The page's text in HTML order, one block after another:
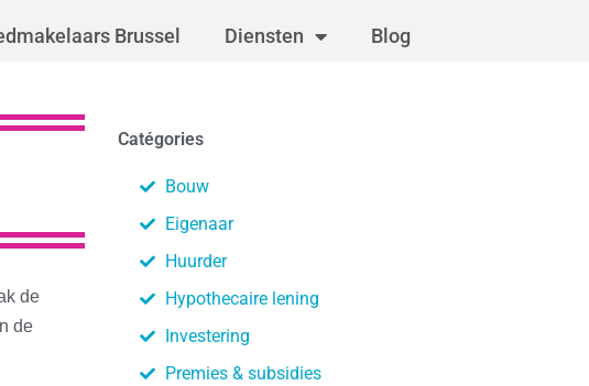
Brussel Diensten Blog
de
de
Catégories
Bouw
Eigenaar
Huurder
Hypothecaire lening
Investering
Premies & subsidies